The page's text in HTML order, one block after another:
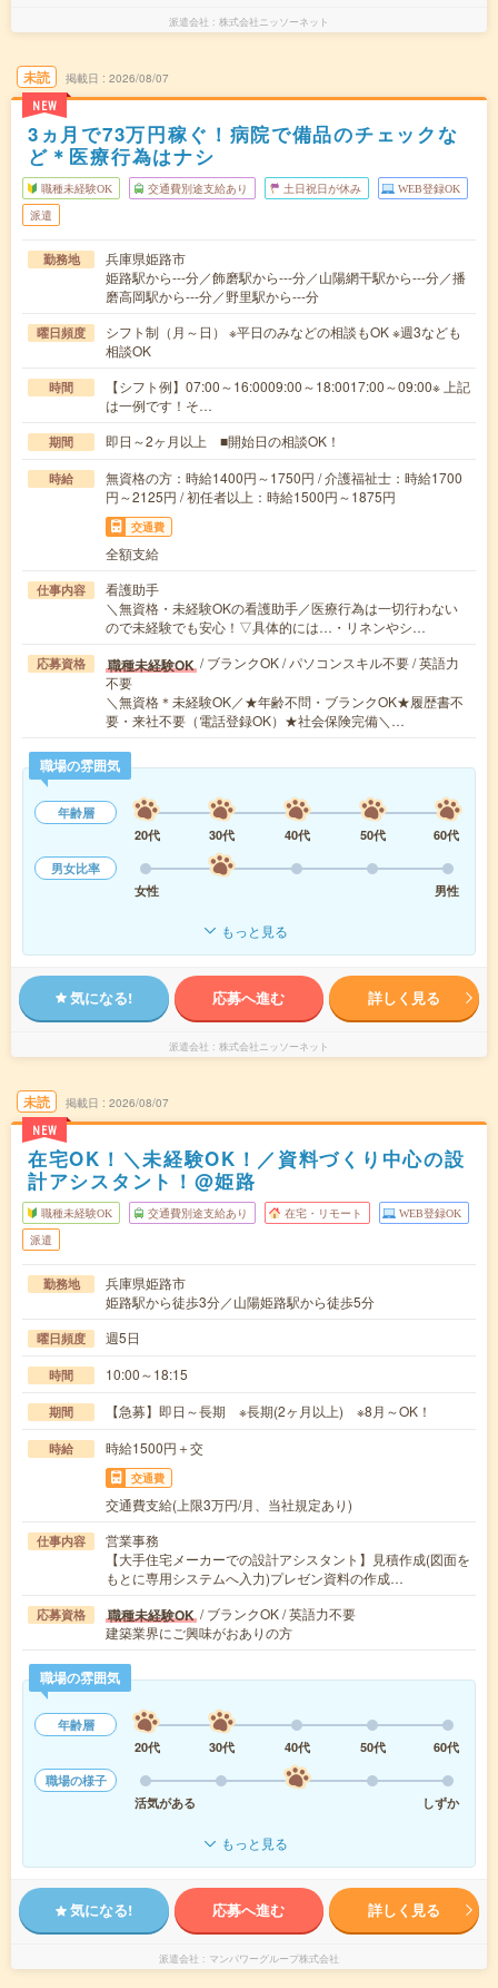
派遣会社 株式会社ニッソーネット
未読
NEW
掲載日 2026/08/07
3ヵ月で73万円稼ぐ！病院で備品のチェックな
ど＊医療行為はナシ
職種未経験OK 交通費別途支給あり 土日祝日が休み WEB登録OK
派遣
勤務地
兵庫県姫路市
姫路駅から---分／飾磨駅から---分／山陽網干駅から---分／播
磨高岡駅から---分／野里駅から---分
曜日頻度
シフト制（月～日） ※平日のみなどの相談もOK ※週3なども
相談OK
時間
【シフト例】07:00～16:0009:00～18:0017:00～09:00※ 上記
は一例です！そ…
期間 即日～2ヶ月以上 ■開始日の相談OK！
時給
無資格の方：時給1400円～1750円 / 介護福祉士：時給1700
円～2125円 / 初任者以上：時給1500円～1875円
交通費
全額支給
仕事内容
看護助手
＼無資格・未経験OKの看護助手／医療行為は一切行わない
ので未経験でも安心！▽具体的には…・リネンやシ…
応募資格 職種未経験OK / ブランクOK / パソコンスキル不要 / 英語力
不要
＼無資格＊未経験OK／★年齢不問・ブランクOK★履歴書不
要・来社不要（電話登録OK）★社会保険完備＼…
職場の雰囲気
年齢層
20代
30代 40代 50代
60代
男女比率
女性
男性
もっと見る
気になる! 応募へ進む 詳しく見る
派遣会社 株式会社ニッソーネット
未読
NEW
掲載日 2026/08/07
在宅OK！＼未経験OK！／資料づくり中心の設
計アシスタント！@姫路
職種未経験OK 交通費別途支給あり 在宅・リモート WEB登録OK
派遣
勤務地
兵庫県姫路市
姫路駅から徒歩3分／山陽姫路駅から徒歩5分
曜日頻度 週5日
時間 10:00～18:15
期間 【急募】即日～長期 ※長期(2ヶ月以上) ※8月～OK！
時給 時給1500円＋交
交通費
交通費支給(上限3万円/月、当社規定あり)
仕事内容
営業事務
【大手住宅メーカーでの設計アシスタント】見積作成(図面を
もとに専用システムへ入力)プレゼン資料の作成…
応募資格 職種未経験OK / ブランクOK / 英語力不要
建築業界にご興味がおありの方
職場の雰囲気
年齢層
20代
30代 40代 50代
60代
職場の様子
活気がある
しずか
もっと見る
気になる! 応募へ進む 詳しく見る
派遣会社 マンパワーグループ株式会社